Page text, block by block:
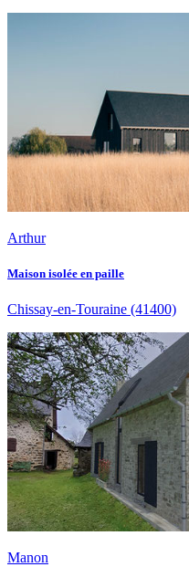
Arthur
Maison isolée en paille
Chissay-en-Touraine (41400)
Manon